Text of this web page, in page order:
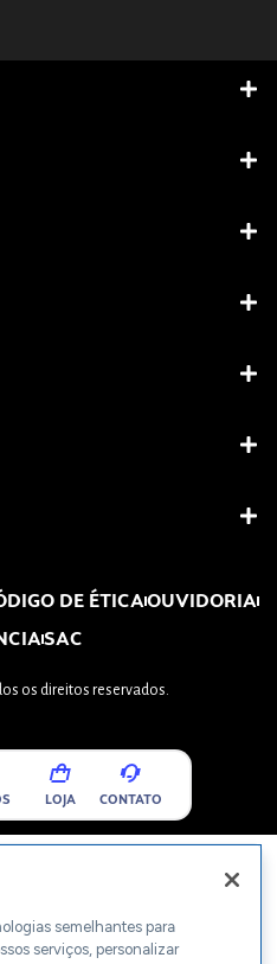
DE ÉTICAOUVIDORIA
SAC
os direitos reservados.
LOJA CONTATO
semelhantes para
serviços, personalizar